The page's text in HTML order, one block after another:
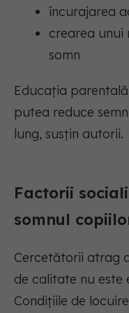
încurajarea
crearea unui
somn
Educația
putea reduce
lung, susțin autorii.
Factorii
somnul
Cercetătorii atrag
de calitate nu
Condițiile de